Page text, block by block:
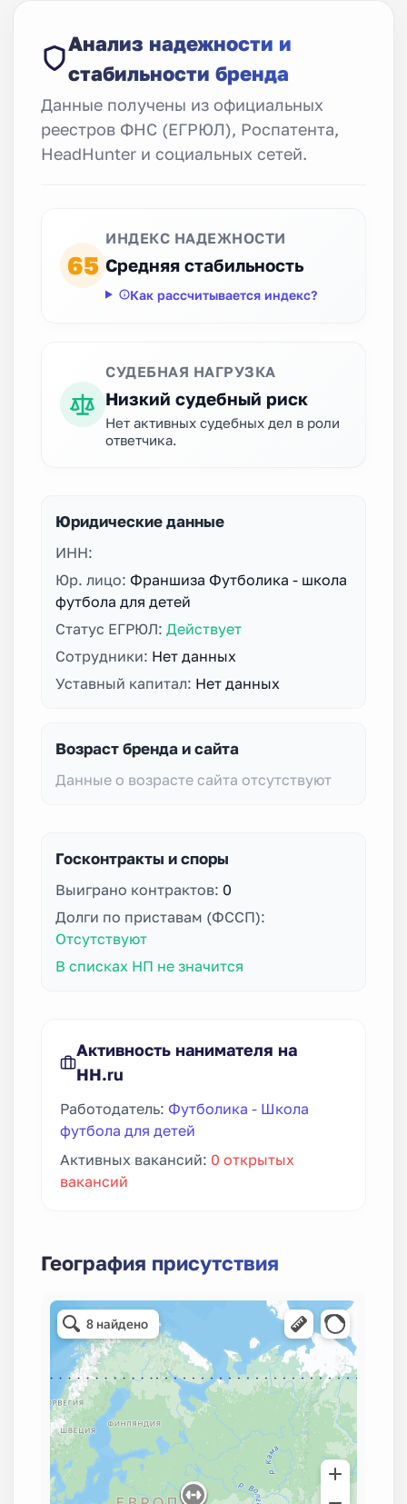
Анализ надежности и
стабильности бренда
Данные получены из официальных
реестров ФНС (ЕГРЮЛ), Роспатента,
HeadHunter и социальных сетей.
65
ИНДЕКС НАДЕЖНОСТИ
Средняя стабильность
Как рассчитывается индекс?
СУДЕБНАЯ НАГРУЗКА
Низкий судебный риск
Нет активных судебных дел в роли
ответчика.
Юридические данные
ИНН:
Юр. лицо: Франшиза Футболика - школа
футбола для детей
Статус ЕГРЮЛ: Действует
Сотрудники: Нет данных
Уставный капитал: Нет данных
Возраст бренда и сайта
Данные о возрасте сайта отсутствуют
Госконтракты и споры
Выиграно контрактов: 0
Долги по приставам (ФССП):
Отсутствуют
В списках НП не значится
Активность нанимателя на
HH.ru
Работодатель: Футболика - Школа
футбола для детей
Активных вакансий: 0 открытых
вакансий
География присутствия